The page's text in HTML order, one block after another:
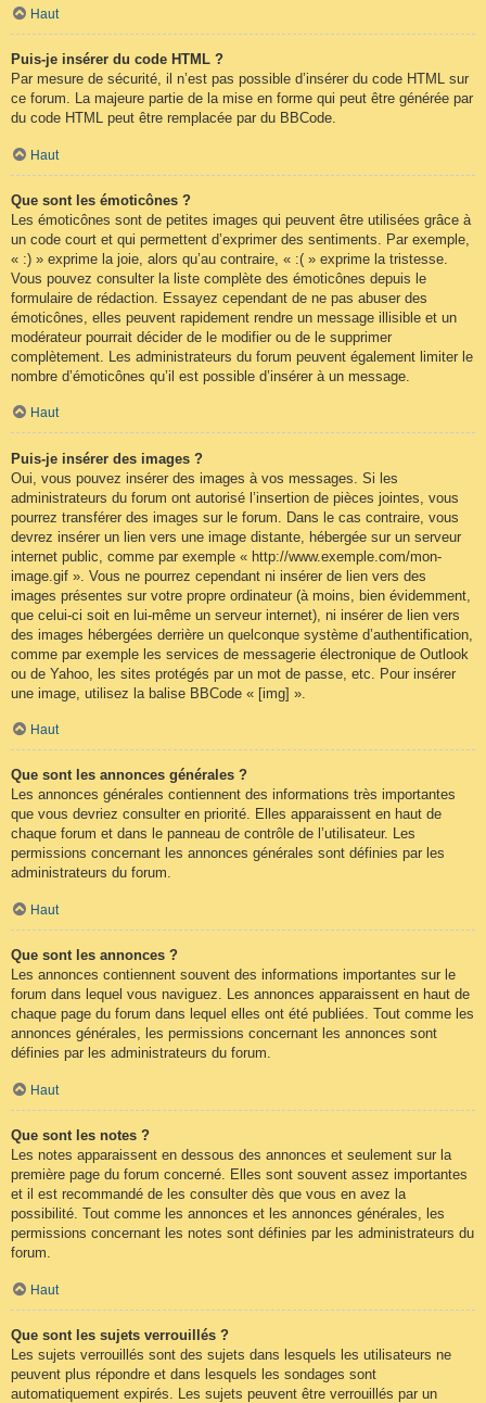
Haut
Puis-je insérer du code HTML ?
Par mesure de sécurité, il n’est pas possible d’insérer du code HTML sur
ce forum. La majeure partie de la mise en forme qui peut être générée par
du code HTML peut être remplacée par du BBCode.
Haut
Que sont les émoticônes ?
Les émoticônes sont de petites images qui peuvent être utilisées grâce à
un code court et qui permettent d’exprimer des sentiments. Par exemple,
« :) » exprime la joie, alors qu’au contraire, « :( » exprime la tristesse.
Vous pouvez consulter la liste complète des émoticônes depuis le
formulaire de rédaction. Essayez cependant de ne pas abuser des
émoticônes, elles peuvent rapidement rendre un message illisible et un
modérateur pourrait décider de le modifier ou de le supprimer
complètement. Les administrateurs du forum peuvent également limiter le
nombre d’émoticônes qu’il est possible d’insérer à un message.
Haut
Puis-je insérer des images ?
Oui, vous pouvez insérer des images à vos messages. Si les
administrateurs du forum ont autorisé l’insertion de pièces jointes, vous
pourrez transférer des images sur le forum. Dans le cas contraire, vous
devrez insérer un lien vers une image distante, hébergée sur un serveur
internet public, comme par exemple « http://www.exemple.com/mon-
image.gif ». Vous ne pourrez cependant ni insérer de lien vers des
images présentes sur votre propre ordinateur (à moins, bien évidemment,
que celui-ci soit en lui-même un serveur internet), ni insérer de lien vers
des images hébergées derrière un quelconque système d’authentification,
comme par exemple les services de messagerie électronique de Outlook
ou de Yahoo, les sites protégés par un mot de passe, etc. Pour insérer
une image, utilisez la balise BBCode « [img] ».
Haut
Que sont les annonces générales ?
Les annonces générales contiennent des informations très importantes
que vous devriez consulter en priorité. Elles apparaissent en haut de
chaque forum et dans le panneau de contrôle de l’utilisateur. Les
permissions concernant les annonces générales sont définies par les
administrateurs du forum.
Haut
Que sont les annonces ?
Les annonces contiennent souvent des informations importantes sur le
forum dans lequel vous naviguez. Les annonces apparaissent en haut de
chaque page du forum dans lequel elles ont été publiées. Tout comme les
annonces générales, les permissions concernant les annonces sont
définies par les administrateurs du forum.
Haut
Que sont les notes ?
Les notes apparaissent en dessous des annonces et seulement sur la
première page du forum concerné. Elles sont souvent assez importantes
et il est recommandé de les consulter dès que vous en avez la
possibilité. Tout comme les annonces et les annonces générales, les
permissions concernant les notes sont définies par les administrateurs du
forum.
Haut
Que sont les sujets verrouillés ?
Les sujets verrouillés sont des sujets dans lesquels les utilisateurs ne
peuvent plus répondre et dans lesquels les sondages sont
automatiquement expirés. Les sujets peuvent être verrouillés par un